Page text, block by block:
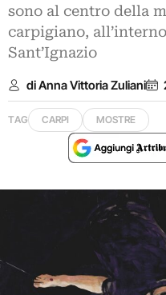
sono al centro della
carpigiano,
Sant’Ignazio
di Anna Vittoria Zuliani
TAG CARPI MOSTRE